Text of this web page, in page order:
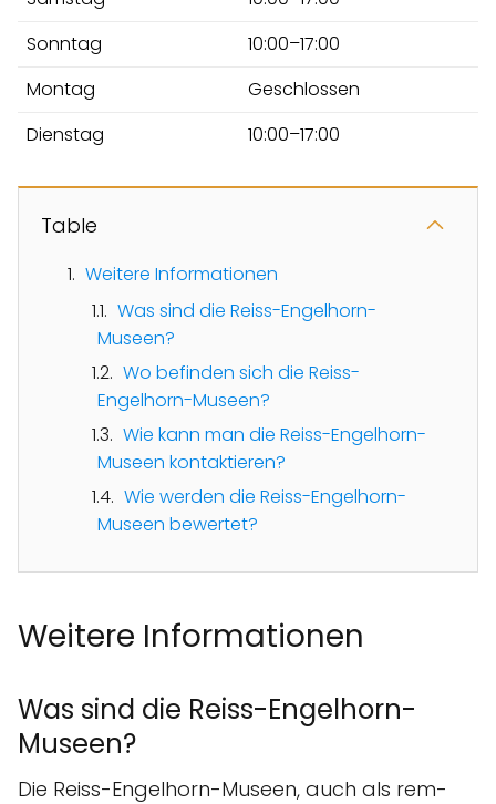
Sonntag
10:00–17:00
Montag
Geschlossen
Dienstag
10:00–17:00
Table
Weitere Informationen
Was sind die Reiss-Engelhorn-
Museen?
Wo befinden sich die Reiss-
Engelhorn-Museen?
Wie kann man die Reiss-Engelhorn-
Museen kontaktieren?
Wie werden die Reiss-Engelhorn-
Museen bewertet?
Weitere Informationen
Was sind die Reiss-Engelhorn-
Museen?
Die Reiss-Engelhorn-Museen, auch als rem-